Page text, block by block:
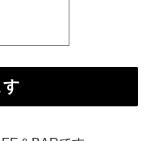
す